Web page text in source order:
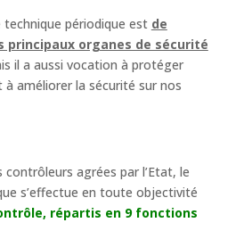
périodique est de
principaux organes de sécurité
il a aussi vocation à protéger
à améliorer la sécurité sur nos
contrôleurs agrées par l’Etat, le
s’effectue en toute objectivité
répartis en 9 fonctions